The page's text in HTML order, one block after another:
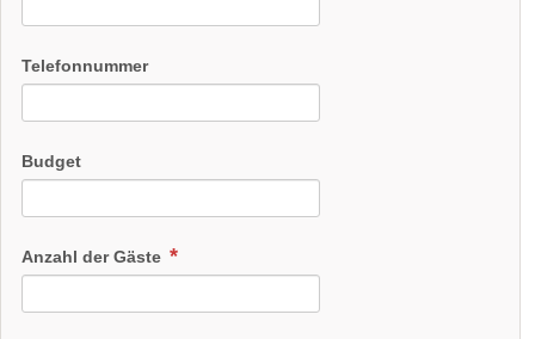
Telefonnummer
Budget
Anzahl der Gäste